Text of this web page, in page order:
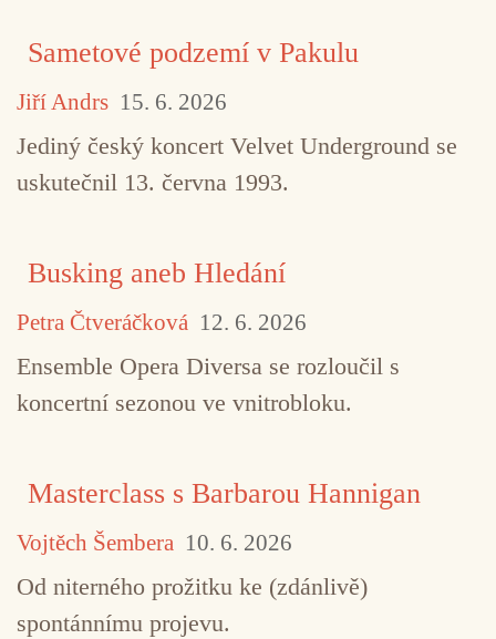
Sametové podzemí v Pakulu
Jiří Andrs 15. 6. 2026
Jediný český koncert Velvet Underground se
uskutečnil 13. června 1993.
Busking aneb Hledání
Petra Čtveráčková 12. 6. 2026
Ensemble Opera Diversa se rozloučil s
koncertní sezonou ve vnitrobloku.
Masterclass s Barbarou Hannigan
Vojtěch Šembera 10. 6. 2026
Od niterného prožitku ke (zdánlivě)
spontánnímu projevu.